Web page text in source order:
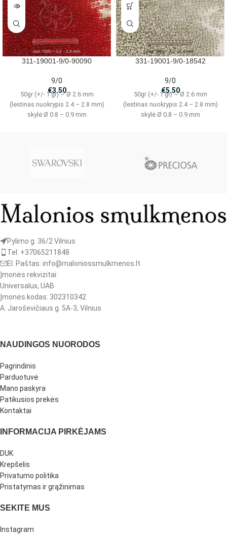
311-19001-9/0-90090
9/0
€3.50
50gr (+/- 1 gr) ~ Ø 2.6 mm
(lestinas nuokrypis 2.4 – 2.8 mm)
skylė Ø 0.8 – 0.9 mm
331-19001-9/0-18542
9/0
€5.50
50gr (+/- 1 gr) ~ Ø 2.6 mm
(lestinas nuokrypis 2.4 – 2.8 mm)
skylė Ø 0.8 – 0.9 mm
Pylimo g. 36/2 Vilnius
Tel: +37065211848
El. Paštas: info@maloniossmulkmenos.lt
Įmonės rekvizitai:
Universalux, UAB
Įmonės kodas: 302310342
A. Jaroševičiaus g. 5A-3, Vilnius
NAUDINGOS NUORODOS
Pagrindinis
Parduotuvė
Mano paskyra
Patikusios prekės
Kontaktai
INFORMACIJA PIRKĖJAMS
DUK
Krepšelis
Privatumo politika
Pristatymas ir grąžinimas
SEKITE MUS
Instagram